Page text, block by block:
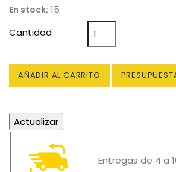
En stock: 15
Cantidad
AÑADIR AL CARRITO
Entregas de 4 a